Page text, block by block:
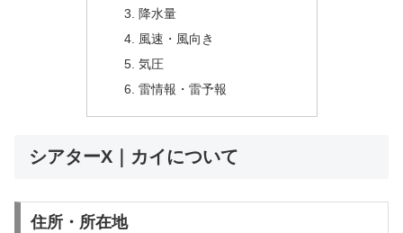
降水量
風速・風向き
気圧
雷情報・雷予報
シアターX｜カイについて
住所・所在地